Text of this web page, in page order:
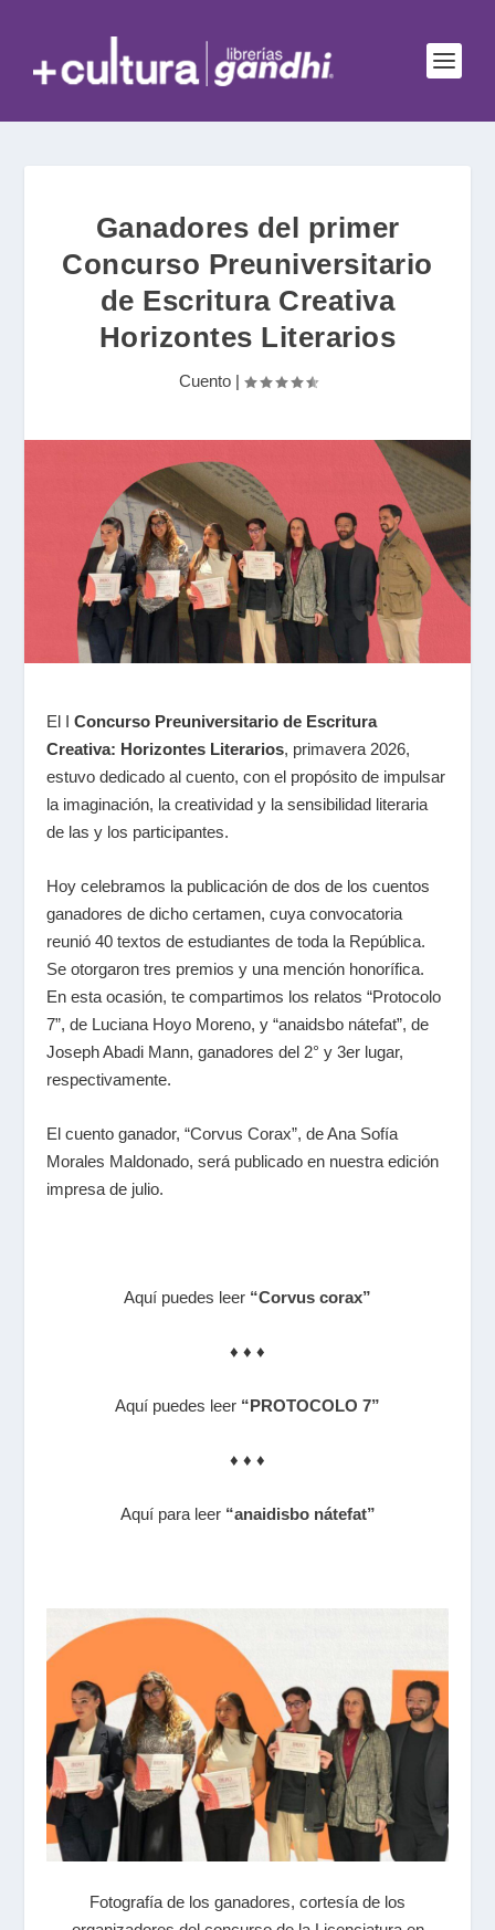
Ganadores del primer
Concurso Preuniversitario
de Escritura Creativa
Horizontes Literarios
Cuento|
El IConcurso Preuniversitario de Escritura
Creativa: Horizontes Literarios, primavera 2026,
estuvo dedicado al cuento, con el propósito de impulsar
la imaginación, la creatividad y la sensibilidad literaria
de las y los participantes.
Hoy celebramos la publicación de dos de los cuentos
ganadores de dicho certamen, cuya convocatoria
reunió 40 textos de estudiantes de toda la República.
Se otorgaron tres premios y una mención honorífica.
En esta ocasión, te compartimos los relatos “Protocolo
7”, de Luciana Hoyo Moreno, y “anaidsbo nátefat”, de
Joseph Abadi Mann, ganadores del 2° y 3er lugar,
respectivamente.
El cuento ganador, “Corvus Corax”, de Ana Sofía
Morales Maldonado, será publicado en nuestra edición
impresa de julio.
Aquí puedes leer “Corvus corax”
♦ ♦ ♦
Aquí puedes leer “PROTOCOLO 7”
♦ ♦ ♦
Aquí para leer “anaidisbo nátefat”
Fotografía de los ganadores, cortesía de los